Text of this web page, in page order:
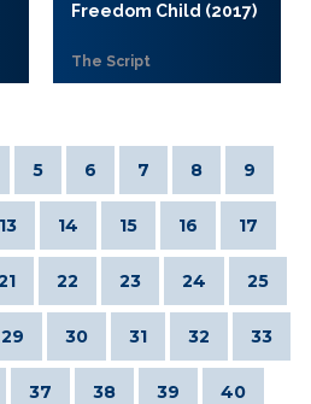
Freedom Child (2017)
The Script
5 6 7 8 9
13 14 15 16 17
22 23 24 25
29 30 31 32 33
37 38 39 40